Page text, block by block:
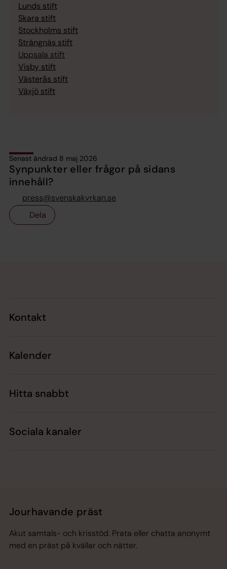
Lunds stift
Skara stift
Stockholms stift
Strängnäs stift
Uppsala stift
Visby stift
Västerås stift
Växjö stift
Senast ändrad 8 maj 2026
Synpunkter eller frågor på sidans
innehåll?
press@svenskakyrkan.se
Dela
Kontakt
Kalender
Hitta snabbt
Sociala kanaler
Jourhavande präst
Akut samtals- och krisstöd. Prata eller chatta anonymt
med en präst på kvällar och nätter.